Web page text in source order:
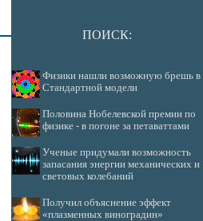
ПОИСК:
Физики нашли возможную брешь в
Стандартной модели
Половина Нобелевской премии по
физике - в погоне за петаваттами
Ученые придумали возможность
запасания энергии механических и
световых колебаний
Получил объяснение эффект
«плазменных виноградин»